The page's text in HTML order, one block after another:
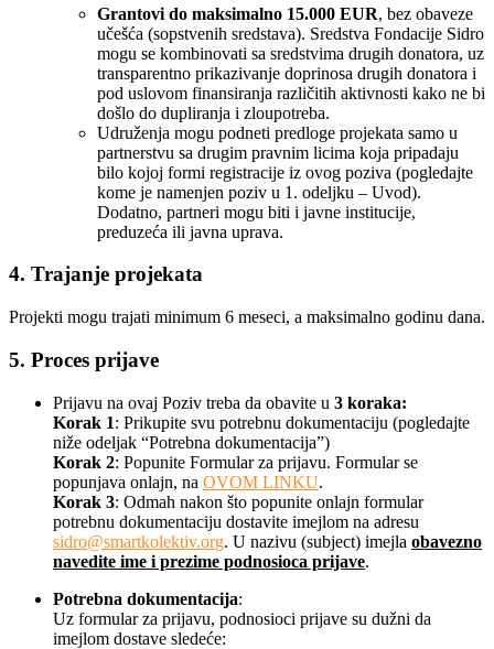
Grantovi do maksimalno 15.000 EUR, bez obaveze
učešća (sopstvenih sredstava). Sredstva Fondacije Sidro
mogu se kombinovati sa sredstvima drugih donatora, uz
transparentno prikazivanje doprinosa drugih donatora i
pod uslovom finansiranja različitih aktivnosti kako ne bi
došlo do dupliranja i zloupotreba.
Udruženja mogu podneti predloge projekata samo u
partnerstvu sa drugim pravnim licima koja pripadaju
bilo kojoj formi registracije iz ovog poziva (pogledajte
kome je namenjen poziv u 1. odeljku – Uvod).
Dodatno, partneri mogu biti i javne institucije,
preduzeća ili javna uprava.
4. Trajanje projekata
Projekti mogu trajati minimum 6 meseci, a maksimalno godinu dana.
5. Proces prijave
Prijavu na ovaj Poziv treba da obavite u 3 koraka:
Korak 1: Prikupite svu potrebnu dokumentaciju (pogledajte
niže odeljak “Potrebna dokumentacija”)
Korak 2: Popunite Formular za prijavu. Formular se
popunjava onlajn, na OVOM LINKU.
Korak 3: Odmah nakon što popunite onlajn formular
potrebnu dokumentaciju dostavite imejlom na adresu
sidro@smartkolektiv.org. U nazivu (subject) imejla obavezno
navedite ime i prezime podnosioca prijave.
Potrebna dokumentacija:
Uz formular za prijavu, podnosioci prijave su dužni da
imejlom dostave sledeće: